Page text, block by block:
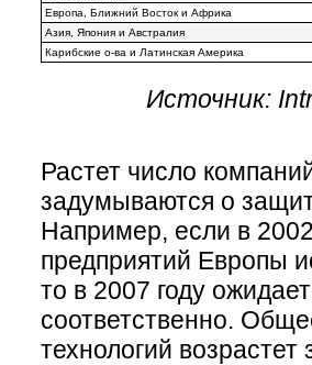
Европа, Ближний Восток и Африка
Азия, Япония и Австралия
Карибские о-ва и Латинская Америка
Источник:
Растет число
задумываются о
Например, если в
предприятий Европы
то в 2007 году
соответственно.
технологий